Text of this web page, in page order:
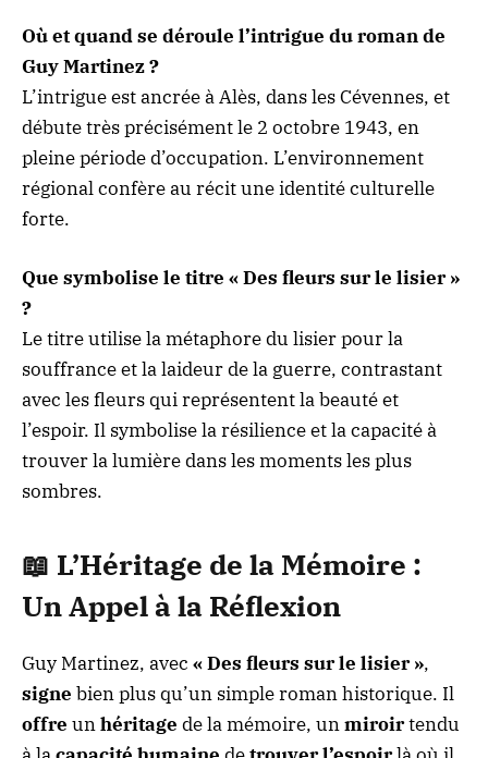
Où et quand se déroule l’intrigue du roman de
Guy Martinez ?
L’intrigue est ancrée à Alès, dans les Cévennes, et
débute très précisément le 2 octobre 1943, en
pleine période d’occupation. L’environnement
régional confère au récit une identité culturelle
forte.
Que symbolise le titre « Des fleurs sur le lisier »
?
Le titre utilise la métaphore du lisier pour la
souffrance et la laideur de la guerre, contrastant
avec les fleurs qui représentent la beauté et
l’espoir. Il symbolise la résilience et la capacité à
trouver la lumière dans les moments les plus
sombres.
📖 L’Héritage de la Mémoire :
Un Appel à la Réflexion
Guy Martinez, avec « Des fleurs sur le lisier »,
signe bien plus qu’un simple roman historique. Il
offre unhéritage de la mémoire, unmiroirtendu